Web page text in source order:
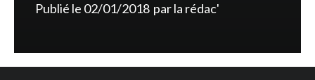
Publié le 02/01/2018 parla rédac'